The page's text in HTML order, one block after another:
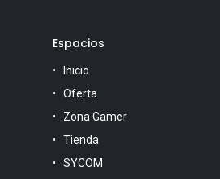
Espacios
Inicio
Oferta
Zona Gamer
Tienda
SYCOM